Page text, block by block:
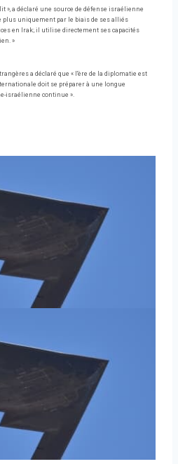
», a déclaré une source de défense israélienne
plus uniquement par le biais de ses alliés
en Irak; il utilise directement ses capacités
»
a déclaré que « l'ère de la diplomatie est
doit se préparer à une longue
israélienne continue ».